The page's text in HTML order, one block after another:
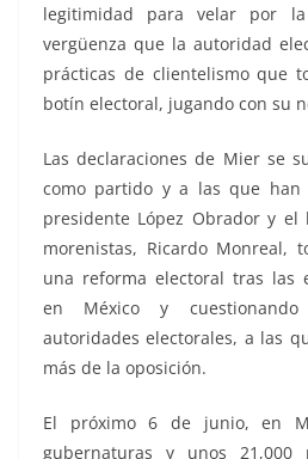
legitimidad para velar por
vergüenza que la autoridad
prácticas de clientelismo que
botín electoral, jugando con su
Las declaraciones de Mier se
como partido y a las que han
presidente López Obrador y el
morenistas, Ricardo Monreal,
una reforma electoral tras las
en México y
autoridades electorales, a las
más de la oposición.
El próximo 6 de junio, en
gubernaturas y unos 21,000